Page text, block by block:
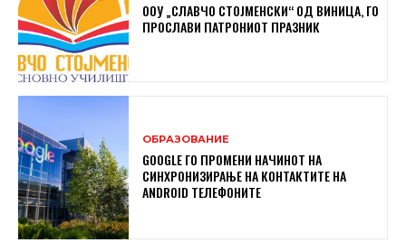
ООУ „СЛАВЧО СТОЈМЕНСКИ“ ОД ВИНИЦА, ГО
ПРОСЛАВИ ПАТРОНИОТ ПРАЗНИК
ОБРАЗОВАНИЕ
GOOGLE ГО ПРОМЕНИ НАЧИНОТ НА
СИНХРОНИЗИРАЊЕ НА КОНТАКТИТЕ НА
ANDROID ТЕЛЕФОНИТЕ